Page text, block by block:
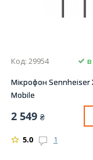
Код: 29954
в
Мікрофон Sennheiser
Mobile
2 549 ₴
5.0 1